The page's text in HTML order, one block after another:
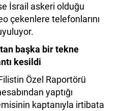
İsrail askeri olduğu
çekenlere telefonlarını
başka bir tekne
kesildi
Özel Raportörü
yaptığı
kaptanıyla irtibata